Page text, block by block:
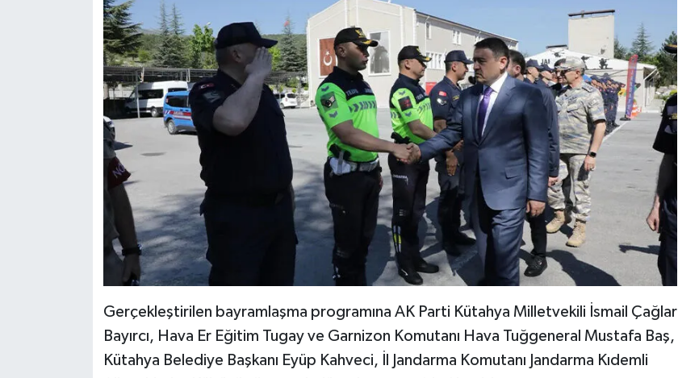
Gerçekleştirilen bayramlaşma programına AK Parti Kütahya Milletvekili İsmail Çağlar
Bayırcı, Hava Er Eğitim Tugay ve Garnizon Komutanı Hava Tuğgeneral Mustafa Baş,
Kütahya Belediye Başkanı Eyüp Kahveci, İl Jandarma Komutanı Jandarma Kıdemli
Yemek Tarifleri